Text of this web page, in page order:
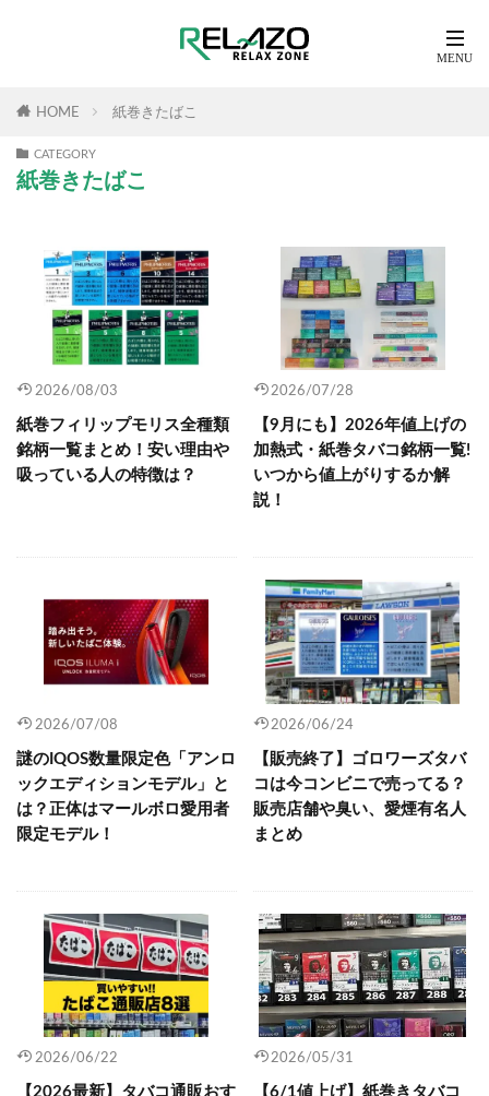
HOME 紙巻きたばこ
CATEGORY
紙巻きたばこ
2026/08/03
紙巻フィリップモリス全種類
銘柄一覧まとめ！安い理由や
吸っている人の特徴は？
2026/07/28
【9月にも】2026年値上げの
加熱式・紙巻タバコ銘柄一覧!
いつから値上がりするか解
説！
2026/07/08
謎のIQOS数量限定色「アンロ
ックエディションモデル」と
は？正体はマールボロ愛用者
限定モデル！
2026/06/24
【販売終了】ゴロワーズタバ
コは今コンビニで売ってる？
販売店舗や臭い、愛煙有名人
まとめ
2026/06/22
【2026最新】タバコ通販おす
2026/05/31
【6/1値上げ】紙巻きタバコ